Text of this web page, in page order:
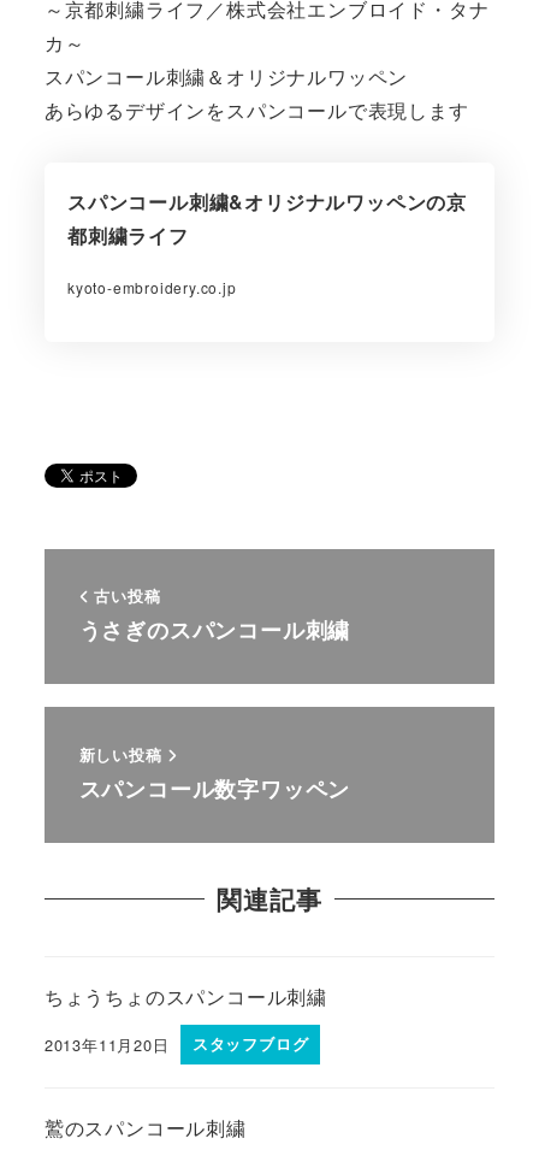
～京都刺繍ライフ／株式会社エンブロイド・タナ
カ～
スパンコール刺繍＆オリジナルワッペン
あらゆるデザインをスパンコールで表現します
スパンコール刺繍&オリジナルワッペンの京
都刺繍ライフ
kyoto-embroidery.co.jp
古い投稿
うさぎのスパンコール刺繍
新しい投稿
スパンコール数字ワッペン
関連記事
ちょうちょのスパンコール刺繍
2013年11月20日 スタッフブログ
鷲のスパンコール刺繍